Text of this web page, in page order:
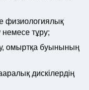
физиологиялық
тұру;
омыртқа буынының
дискілердің